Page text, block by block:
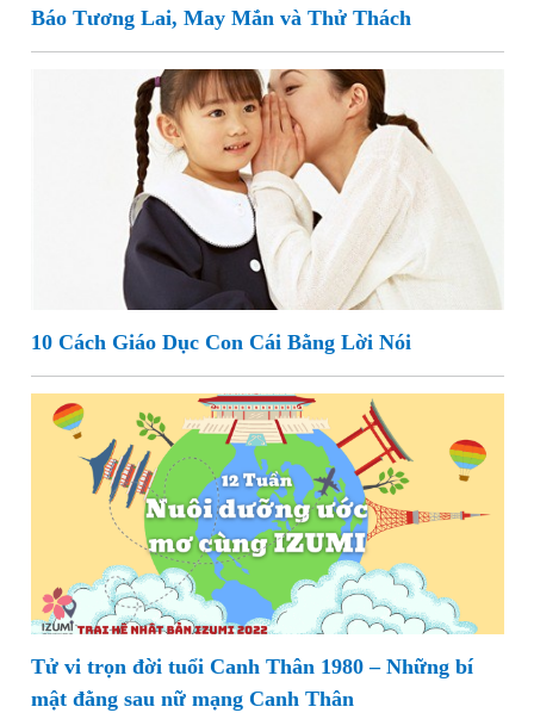
Báo Tương Lai, May Mắn và Thử Thách
10 Cách Giáo Dục Con Cái Bằng Lời Nói
Tử vi trọn đời tuổi Canh Thân 1980 – Những bí
mật đằng sau nữ mạng Canh Thân